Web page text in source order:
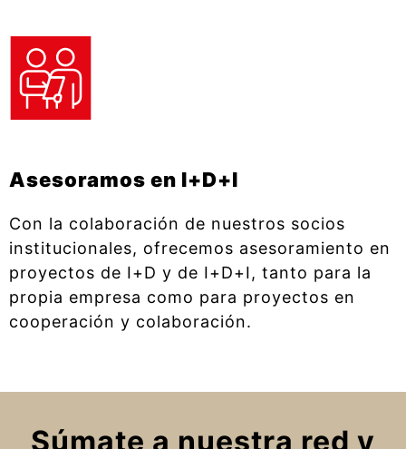
Asesoramos en I+D+I
Con la colaboración de nuestros socios
institucionales, ofrecemos asesoramiento en
proyectos de I+D y de I+D+I, tanto para la
propia empresa como para proyectos en
cooperación y colaboración.
Súmate a nuestra red y